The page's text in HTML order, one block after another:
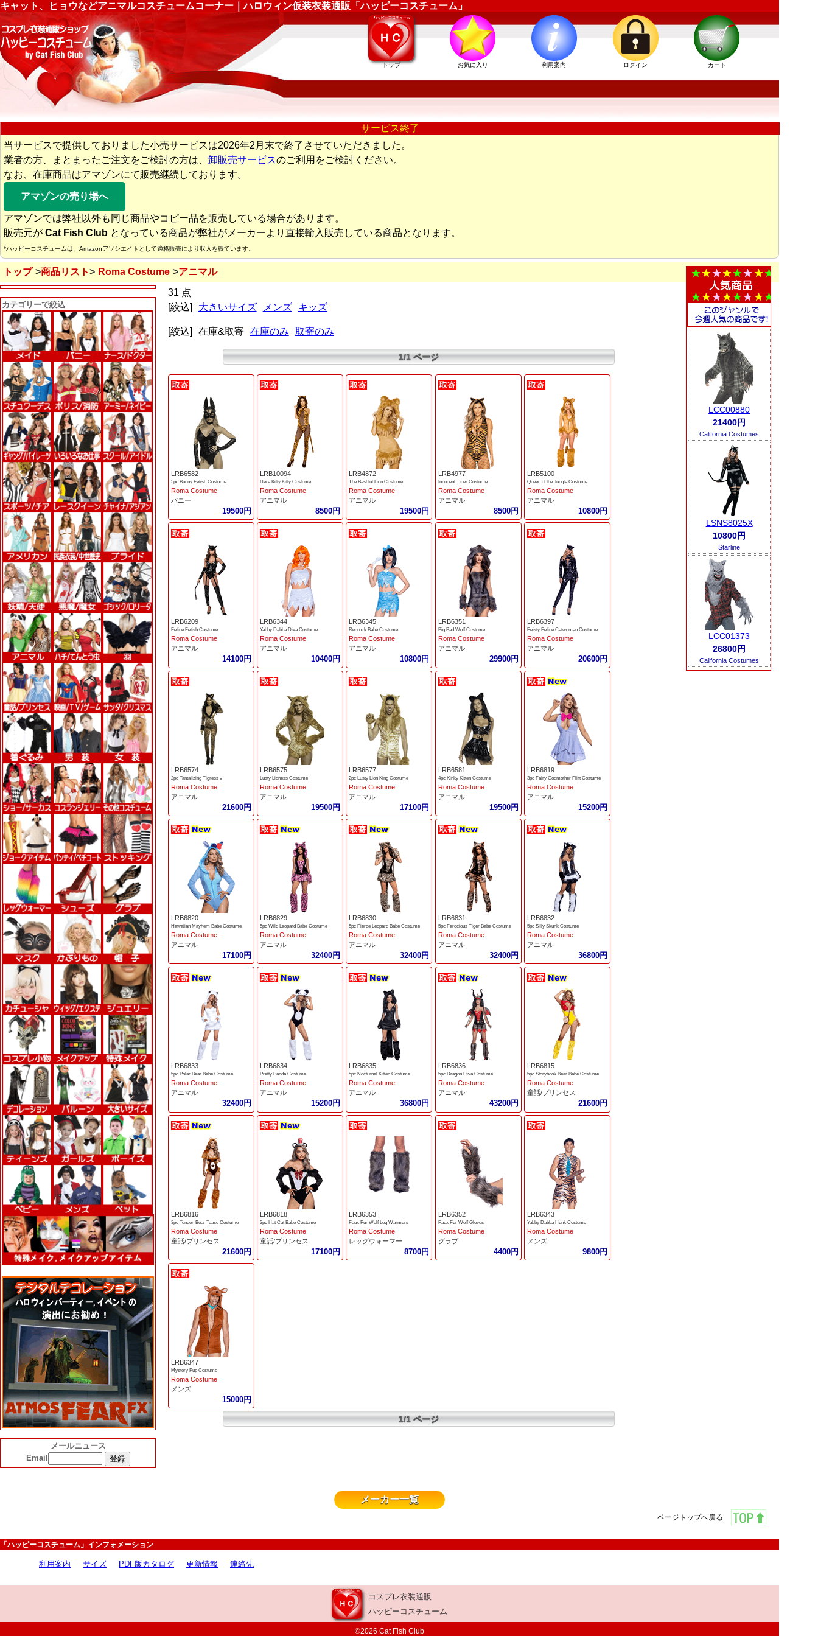
キャット、ヒョウなどアニマルコスチュームコーナー｜ハロウィン仮装衣装通販「ハッピーコスチューム」
トップ お気に入り 利用案内 ログイン カート
サービス終了
当サービスで提供しておりました小売サービスは2026年2月末で終了させていただきました。
業者の方、まとまったご注文をご検討の方は、 卸販売サービスのご利用をご検討ください。
なお、在庫商品はアマゾンにて販売継続しております。
アマゾンの売り場へ
アマゾンでは弊社以外も同じ商品やコピー品を販売している場合があります。
販売元が Cat Fish Club となっている商品が弊社がメーカーより直接輸入販売している商品となります。
*ハッピーコスチュームは、Amazonアソシエイトとして適格販売により収入を得ています。
トップ 商品リスト Roma Costume アニマル
カテゴリーで絞込
メールニュース
Email
31 点
[絞込]
大きいサイズ メンズ キッズ
[絞込] 在庫&取寄 在庫のみ 取寄のみ
1/1 ページ
LRB6582
5pc Bunny Fetish Costume
Roma Costume
バニー
19500円
LRB10094
Here Kitty Kitty Costume
Roma Costume
アニマル
8500円
LRB4872
The Bashful Lion Costume
Roma Costume
アニマル
19500円
LRB4977
Innocent Tiger Costume
Roma Costume
アニマル
8500円
LRB5100
Queen of the Jungle Costume
Roma Costume
アニマル
10800円
LRB6209
Feline Fetish Costume
Roma Costume
アニマル
14100円
LRB6344
Yabby Dabba Diva Costume
Roma Costume
アニマル
10400円
LRB6345
Redrock Babe Costume
Roma Costume
アニマル
10800円
LRB6351
Big Bad Wolf Costume
Roma Costume
アニマル
29900円
LRB6397
Feisty Feline Catwoman Costume
Roma Costume
アニマル
20600円
LRB6574
2pc Tantalizing Tigress v
Roma Costume
アニマル
21600円
LRB6575
Lusty Lioness Costume
Roma Costume
アニマル
19500円
LRB6577
2pc Lusty Lion King Costume
Roma Costume
アニマル
17100円
LRB6581
4pc Kinky Kitten Costume
Roma Costume
アニマル
19500円
LRB6819
3pc Fairy Godmother Flirt Costume
Roma Costume
アニマル
15200円
LRB6820
Hawaiian Mayhem Babe Costume
Roma Costume
アニマル
17100円
LRB6829
5pc Wild Leopard Babe Costume
Roma Costume
アニマル
32400円
LRB6830
5pc Fierce Leopard Babe Costume
Roma Costume
アニマル
32400円
LRB6831
5pc Ferocious Tiger Babe Costume
Roma Costume
アニマル
32400円
LRB6832
5pc Silly Skunk Costume
Roma Costume
アニマル
36800円
LRB6833
5pc Polar Bear Babe Costume
Roma Costume
アニマル
32400円
LRB6834
Pretty Panda Costume
Roma Costume
アニマル
15200円
LRB6835
5pc Nocturnal Kitten Costume
Roma Costume
アニマル
36800円
LRB6836
5pc Dragon Diva Costume
Roma Costume
アニマル
43200円
LRB6815
5pc Storybook Bear Babe Costume
Roma Costume
童話/プリンセス
21600円
LRB6816
3pc Tender-Bear Tease Costume
Roma Costume
童話/プリンセス
21600円
LRB6818
2pc Hat Cat Babe Costume
Roma Costume
童話/プリンセス
17100円
LRB6353
Faux Fur Wolf Leg Warmers
Roma Costume
レッグウォーマー
8700円
LRB6352
Faux Fur Wolf Gloves
Roma Costume
グラブ
4400円
LRB6343
Yabby Dabba Hunk Costume
Roma Costume
メンズ
9800円
LRB6347
Mystery Pup Costume
Roma Costume
メンズ
15000円
1/1 ページ
LCC00880
21400円
California Costumes
LSNS8025X
10800円
Starline
LCC01373
26800円
California Costumes
メーカー一覧
ページトップへ戻る
「ハッピーコスチューム」インフォメーション
利用案内 サイズ PDF版カタログ 更新情報 連絡先
コスプレ衣装通販
ハッピーコスチューム
©2026 Cat Fish Club